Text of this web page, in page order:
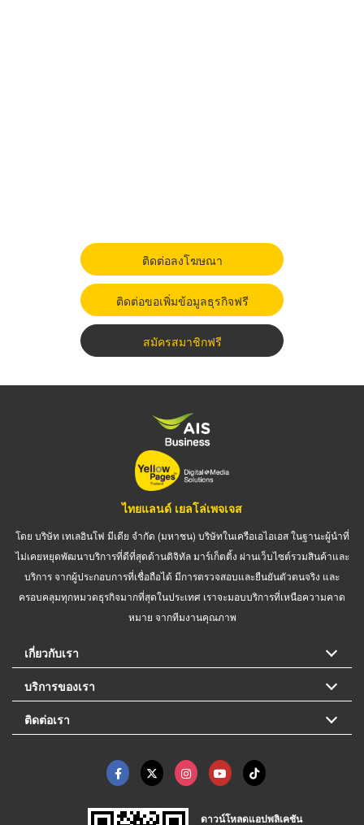
ติดต่อลงโฆษณา
ติดต่อขอเพิ่มข้อมูลธุรกิจฟรี
สมัครสมาชิกฟรี
ไทยแลนด์ เยลโล่เพจเจส
โดย บริษัท เทเลอินโฟ มีเดีย จำกัด (มหาชน) บริษัทในเครือเอไอเอส ในฐานะผู้นำที่
ไม่เคยหยุดพัฒนาบริการที่ดีที่สุดด้านดิจิทัล มาร์เก็ตติ้ง ผ่านเว็บไซต์รวมสินค้าและ
บริการ จากผู้ประกอบการที่เชื่อถือได้ มีการตรวจสอบและยืนยันตัวตนจริง และ
ครอบคลุมทุกหมวดธุรกิจมากที่สุดในประเทศ เราจะมอบบริการที่เหนือความคาด
หมาย จากทีมงานคุณภาพ
เกี่ยวกับเรา
บริการของเรา
ติดต่อเรา
ดาวน์โหลดแอปพลิเคชัน